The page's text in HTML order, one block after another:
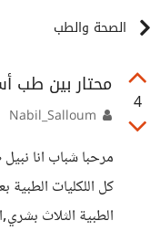
الصحة والطب
4
محتار بين طب
مرحبا شباب انا
كل اللكليات الطبية
الطبية الثلاث